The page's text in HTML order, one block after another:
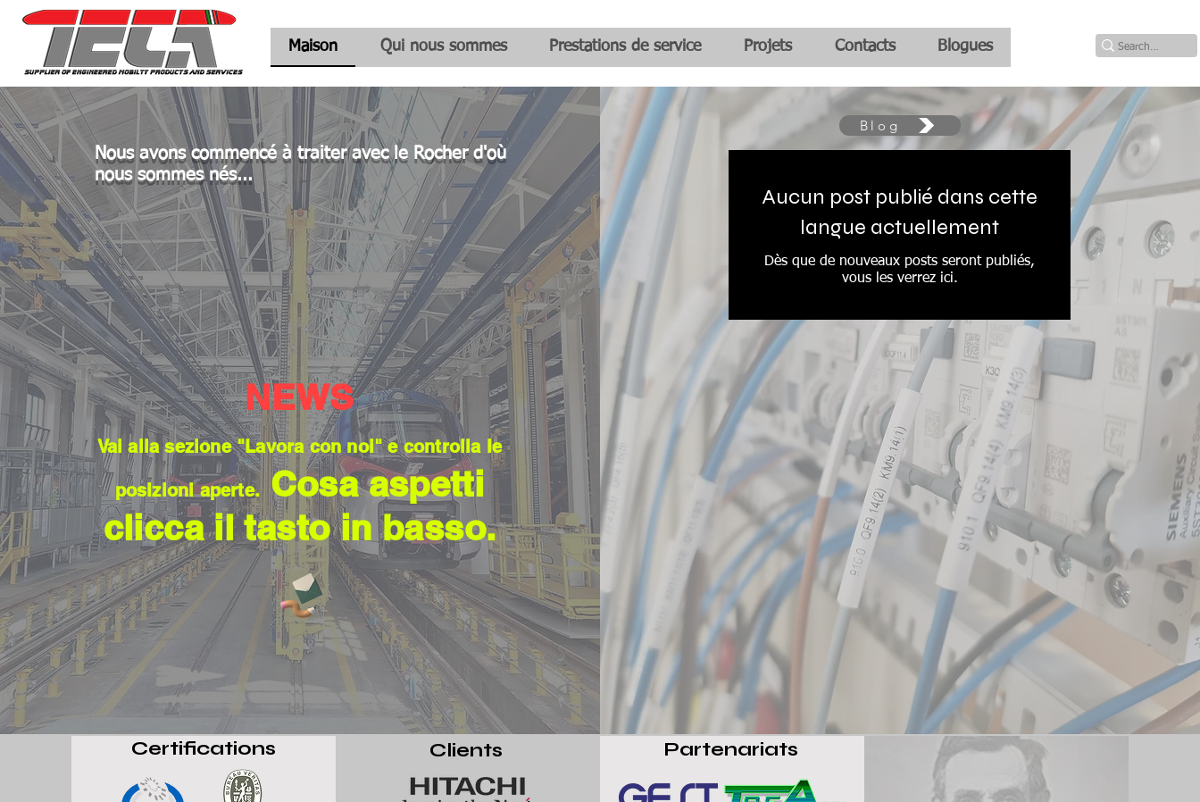
Maison Qui nous sommes Prestations de service Projets Contacts Blogues
Nous avons commencé à traiter avec le Rocher d'où
nous sommes nés...
NEWS
Vai alla sezione "Lavora con noi" e controlla le
posizioni aperte. Cosa aspetti
clicca il tasto in basso.
Blog
Aucun post publié dans cette
langue actuellement
Dès que de nouveaux posts seront publiés,
vous les verrez ici.
Certifications Clients Partenariats